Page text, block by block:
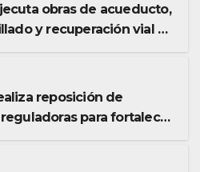
obras de acueducto,
y recuperación vial en
reposición de
para fortalecer